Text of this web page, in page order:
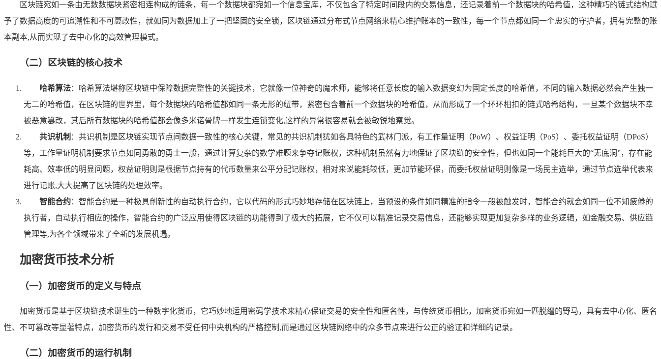
区块链宛如一条由无数数据块紧密相连构成的链条，每一个数据块都宛如一个信息宝库，不仅包含了特定时间段内的交易信息，还记录着前一个数据块的哈希值，这种精巧的链式结构赋
予了数据高度的可追溯性和不可篡改性，就如同为数据加上了一把坚固的安全锁，区块链通过分布式节点网络来精心维护账本的一致性，每一个节点都如同一个忠实的守护者，拥有完整的账
本副本,从而实现了去中心化的高效管理模式。
（二）区块链的核心技术
哈希算法：哈希算法堪称区块链中保障数据完整性的关键技术，它就像一位神奇的魔术师，能够将任意长度的输入数据变幻为固定长度的哈希值，不同的输入数据必然会产生独一
无二的哈希值，在区块链的世界里，每个数据块的哈希值都如同一条无形的纽带，紧密包含着前一个数据块的哈希值，从而形成了一个环环相扣的链式哈希结构，一旦某个数据块不幸
被恶意篡改，其后所有数据块的哈希值都会像多米诺骨牌一样发生连锁变化,这样的异常很容易就会被敏锐地察觉。
共识机制 ：共识机制是区块链实现节点间数据一致性的核心关键，常见的共识机制犹如各具特色的武林门派，有工作量证明（PoW）、权益证明（PoS）、委托权益证明（DPoS）
等，工作量证明机制要求节点如同勇敢的勇士一般，通过计算复杂的数学难题来争夺记账权，这种机制虽然有力地保证了区块链的安全性，但也如同一个能耗巨大的“无底洞”，存在能
耗高、效率低的明显问题，权益证明则是根据节点持有的代币数量来公平分配记账权，相对来说能耗较低，更加节能环保，而委托权益证明则像是一场民主选举，通过节点选举代表来
进行记账,大大提高了区块链的处理效率。
智能合约：智能合约是一种极具创新性的自动执行合约，它以代码的形式巧妙地存储在区块链上，当预设的条件如同精准的指令一般被触发时，智能合约就会如同一位不知疲倦的
执行者，自动执行相应的操作，智能合约的广泛应用使得区块链的功能得到了极大的拓展，它不仅可以精准记录交易信息，还能够实现更加复杂多样的业务逻辑，如金融交易、供应链
管理等,为各个领域带来了全新的发展机遇。
加密货币技术分析
（一）加密货币的定义与特点
加密货币是基于区块链技术诞生的一种数字化货币，它巧妙地运用密码学技术来精心保证交易的安全性和匿名性，与传统货币相比，加密货币宛如一匹脱缰的野马，具有去中心化、匿名
性、不可篡改等显著特点，加密货币的发行和交易不受任何中央机构的严格控制,而是通过区块链网络中的众多节点来进行公正的验证和详细的记录。
（二）加密货币的运行机制